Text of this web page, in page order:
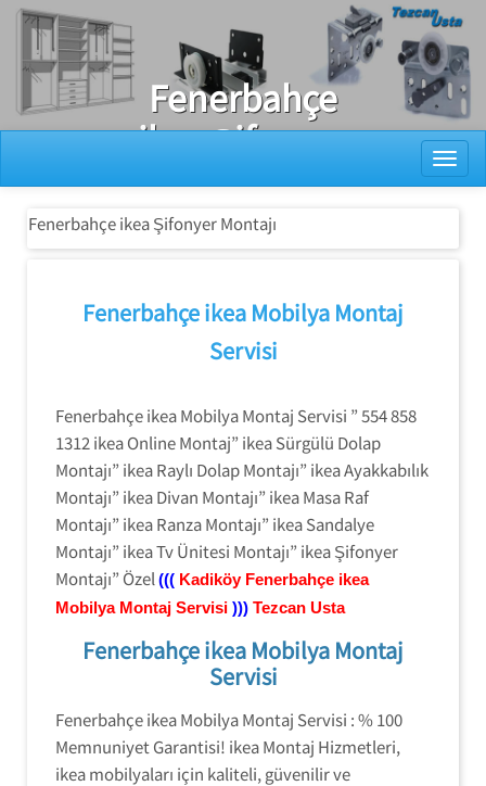
Ray Dolap Tamiri
Fenerbahçe
ikea Şifonyer
Montajı
Fenerbahçe ikea Şifonyer Montajı
Fenerbahçe ikea Mobilya Montaj
Servisi
Fenerbahçe ikea Mobilya Montaj Servisi ” 554 858
1312 ikea Online Montaj” ikea Sürgülü Dolap
Montajı” ikea Raylı Dolap Montajı” ikea Ayakkabılık
Montajı” ikea Divan Montajı” ikea Masa Raf
Montajı” ikea Ranza Montajı” ikea Sandalye
Montajı” ikea Tv Ünitesi Montajı” ikea Şifonyer
Montajı” Özel ((( Kadiköy Fenerbahçe ikea
Mobilya Montaj Servisi ))) Tezcan Usta
Fenerbahçe ikea Mobilya Montaj
Servisi
Fenerbahçe ikea Mobilya Montaj Servisi : % 100
Memnuniyet Garantisi! ikea Montaj Hizmetleri,
ikea mobilyaları için kaliteli, güvenilir ve